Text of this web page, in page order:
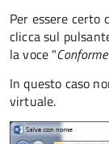
Per essere certo
clicca sul
la voce "
In questo caso
virtuale.